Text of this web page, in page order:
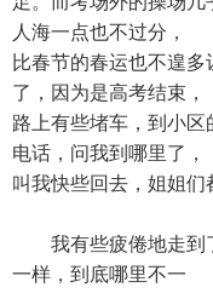
人海一点也不过分，
比春节的春运也不遑
了，因为是高考结束，
路上有些堵车，到小
电话，问我到哪里了，
叫我快些回去，姐姐们
我有些疲倦地走到
一样，到底哪里不一